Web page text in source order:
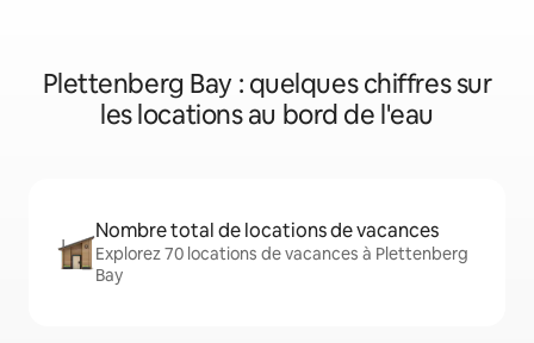
Plettenberg Bay : quelques chiffres sur
les locations au bord de l'eau
Nombre total de locations de vacances
Explorez 70 locations de vacances à Plettenberg
Bay